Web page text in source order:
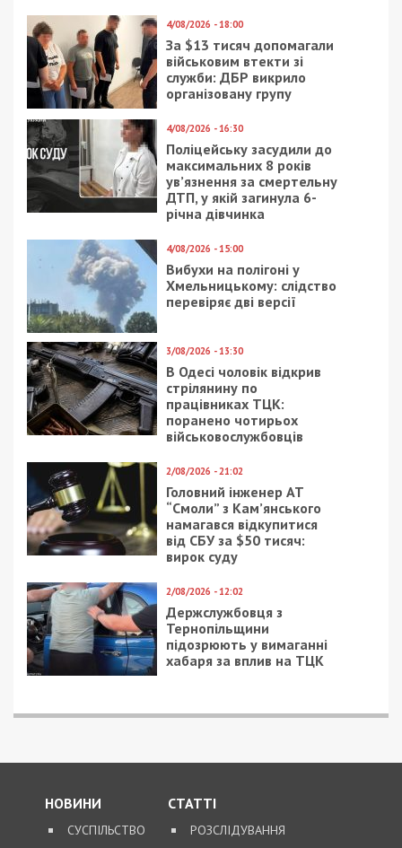
Предыдущая статья:
«Кікімори» та сітки для ЗСУ: волонтери
плетуть маскування для наших воїнів
Следующая статья:
У квітні українці придбали найбільшу в
цьому році кількість вживаних іномарок –
асоціація
СУСПІЛЬСТВО
9/02/2025 - 9:06
Нікопольський і
Синельниківський
райони
Дніпропетровщини
8/01/2020 - 10:15
Владимир Зеленский
соболезнования
родственникам
погибших в
авиакатастрофе в
Тегеране
монахов Лавры: фейк
пострадала в борьбе